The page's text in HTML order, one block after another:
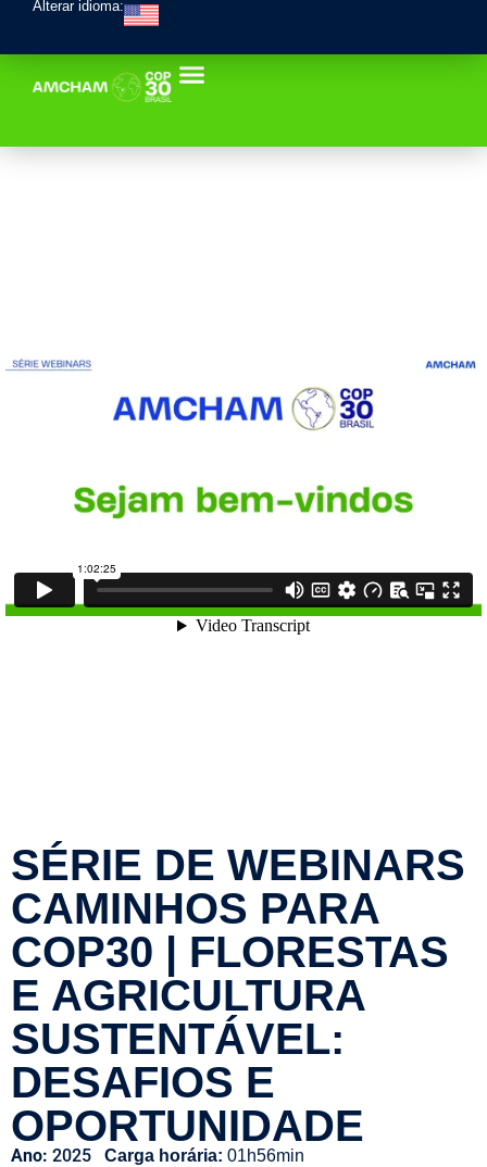
Alterar idioma:
SÉRIE DE WEBINARS
CAMINHOS PARA
COP30 | FLORESTAS
E AGRICULTURA
SUSTENTÁVEL:
DESAFIOS E
OPORTUNIDADE
Ano: 2025 Carga horária: 01h56min